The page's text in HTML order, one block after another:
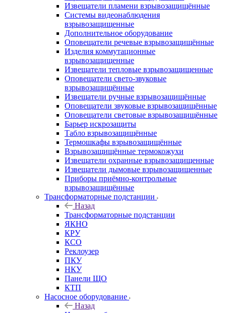
Извещатели пламени взрывозащищённые
Системы видеонаблюдения
взрывозащищенные
Дополнительное оборудование
Оповещатели речевые взрывозащищённые
Изделия коммутационные
взрывозащищенные
Извещатели тепловые взрывозащищенные
Оповещатели свето-звуковые
взрывозащищённые
Извещатели ручные взрывозащищённые
Оповещатели звуковые взрывозащищённые
Оповещатели световые взрывозащищённые
Барьер искрозащиты
Табло взрывозащищённые
Термошкафы взрывозащищённые
Взрывозащищённые термокожухи
Извещатели охранные взрывозащищенные
Извещатели дымовые взрывозащищенные
Приборы приёмно-контрольные
взрывозащищённые
Трансформаторные подстанции
Назад
Трансформаторные подстанции
ЯКНО
КРУ
КСО
Реклоузер
ПКУ
НКУ
Панели ЩО
КТП
Насосное оборудование
Назад